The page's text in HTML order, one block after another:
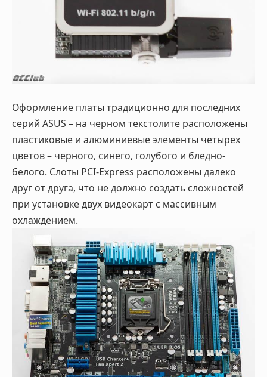
Оформление платы традиционно для последних
серий ASUS – на черном текстолите расположены
пластиковые и алюминиевые элементы четырех
цветов – черного, синего, голубого и бледно-
белого. Слоты PCI-Express расположены далеко
друг от друга, что не должно создать сложностей
при установке двух видеокарт с массивным
охлаждением.